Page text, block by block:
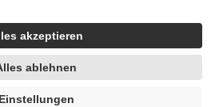
de/articles/4419944605341
unter Zuhilfenahme künstlicher